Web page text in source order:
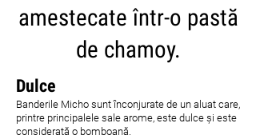
amestecate într-o pastă
de chamoy.
Dulce
Banderile Micho sunt înconjurate de un aluat care,
printre principalele sale arome, este dulce și este
considerată o bomboană.